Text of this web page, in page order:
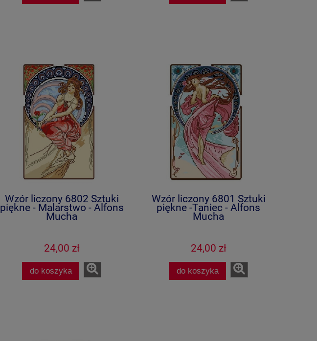
Wzór liczony 6802 Sztuki
piękne - Malarstwo - Alfons
Mucha
24,00 zł
do koszyka
Wzór liczony 6801 Sztuki
piękne -Taniec - Alfons
Mucha
24,00 zł
do koszyka